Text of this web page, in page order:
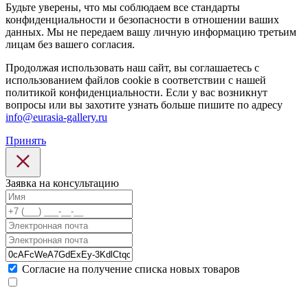
Будьте уверены, что мы соблюдаем все стандарты
конфиденциальности и безопасности в отношении ваших
данных. Мы не передаем вашу личную информацию третьим
лицам без вашего согласия.
Продолжая использовать наш сайт, вы соглашаетесь с
использованием файлов cookie в соответствии с нашей
политикой конфиденциальности. Если у вас возникнут
вопросы или вы захотите узнать больше пишите по адресу
info@eurasia-gallery.ru
Принять
Заявка на консультацию
Cогласие на получение списка новых товаров